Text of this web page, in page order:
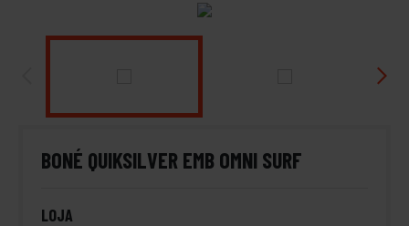
BONÉ QUIKSILVER EMB OMNI SURF
LOJA